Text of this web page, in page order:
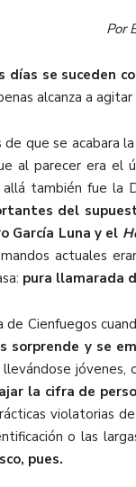
Por
días se suceden
alcanza a
que se acabara
al parecer era el
también fue
del
García Luna y el
actuales
pura llamarada
Cienfuegos
sorprende y se
la cifra de
violatorias
o las
pues.